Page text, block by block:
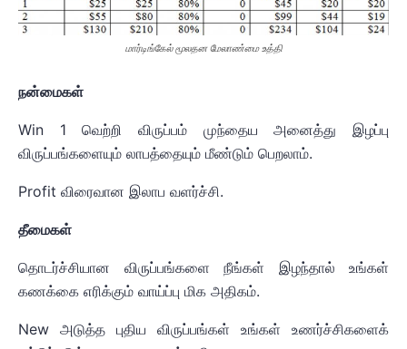
மார்டிங்கேல் மூலதன மேலாண்மை உத்தி
நன்மைகள்
Win 1 வெற்றி விருப்பம் முந்தைய அனைத்து இழப்பு
விருப்பங்களையும் லாபத்தையும் மீண்டும் பெறலாம்.
Profit விரைவான இலாப வளர்ச்சி.
தீமைகள்
தொடர்ச்சியான விருப்பங்களை நீங்கள் இழந்தால் உங்கள்
கணக்கை எரிக்கும் வாய்ப்பு மிக அதிகம்.
New அடுத்த புதிய விருப்பங்கள் உங்கள் உணர்ச்சிகளைக்